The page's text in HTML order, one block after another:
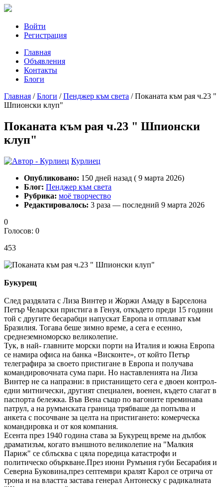
Войти
Регистрация
Главная
Объявления
Контакты
Блоги
Главная /Блоги /Пенджер към света /Поканата към рая ч.23 "
Шпионски клуп"
Поканата към рая ч.23 " Шпионски
клуп"
Курлиец
Опубликовано: 150 дней назад ( 9 марта 2026)
Блог: Пенджер към света
Рубрика: моё творчество
Редактировалось: 3 раза — последний 9 марта 2026
0
Голосов: 0
453
Букурещ
След раздялата с Лиза Винтер и Жоржи Амаду в Барселона
Петър Челарски пристига в Генуя, откъдето преди 15 години
той с другите бесарабци напускат Европа и отплават към
Бразилия. Тогава беше зимно време, а сега е есенно,
среднеземноморско великолепие.
Тук, в най- главните морски порти на Италия и южна Европа
се намира офиса на банка «Висконте», от който Петър
телеграфира за своето пристигане в Европа и получава
командировочната сума пари. Но наставленията на Лиза
Винтер не са напразни: в пристанището сега е двоен контрол-
едни митнически, другият специален, военен, където слагат в
паспорта бележка. Във Вена също по вагоните преминава
патрул, а на румънската граница трябваше да попълва и
анкета с посочване за целта на пристигането: комерческа
командировка и от коя компания.
Есента през 1940 година става за Букурещ време на дълбок
драматизъм, когато външното великолепие на "Малкия
Париж" се сблъсква с цяла поредица катастрофи и
политическо объркване.През июни Румъния губи Бесарабия и
Северна Буковина,през септември кралят Карол се отрича от
трона и на властта застава генерал Антонеску с радикалната